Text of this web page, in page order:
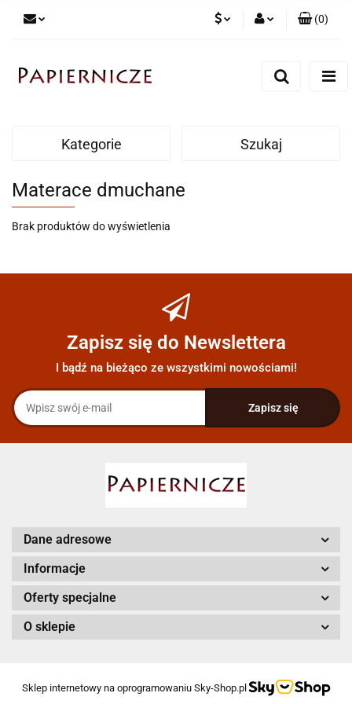
(0)
Kategorie Szukaj
Materace dmuchane
Brak produktów do wyświetlenia
Zapisz się do Newslettera
I bądź na bieżąco ze wszystkimi nowościami!
Dane adresowe
Informacje
Oferty specjalne
O sklepie
Sklep internetowy na oprogramowaniu Sky-Shop.pl